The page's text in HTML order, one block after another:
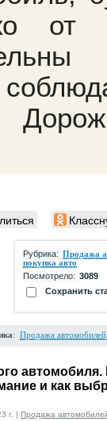
от
Рубрика: Продажа
покупка авто
Посмотрело: 3089
Сохранить
: Продажа
автомобиля.
и как
г. | Продажа